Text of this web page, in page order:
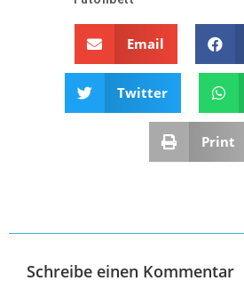
Email
Twitter
Print
Schreibe einen Kommentar